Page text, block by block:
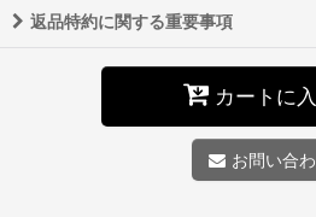
返品特約に関する重要事項
カートに
お問い合